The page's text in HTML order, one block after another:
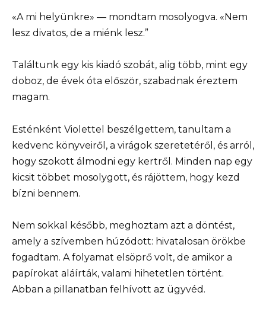
«A mi helyünkre» — mondtam mosolyogva. «Nem
lesz divatos, de a miénk lesz.”
Találtunk egy kis kiadó szobát, alig több, mint egy
doboz, de évek óta először, szabadnak éreztem
magam.
Esténként Violettel beszélgettem, tanultam a
kedvenc könyveiről, a virágok szeretetéről, és arról,
hogy szokott álmodni egy kertről. Minden nap egy
kicsit többet mosolygott, és rájöttem, hogy kezd
bízni bennem.
Nem sokkal később, meghoztam azt a döntést,
amely a szívemben húzódott: hivatalosan örökbe
fogadtam. A folyamat elsöprő volt, de amikor a
papírokat aláírták, valami hihetetlen történt.
Abban a pillanatban felhívott az ügyvéd.